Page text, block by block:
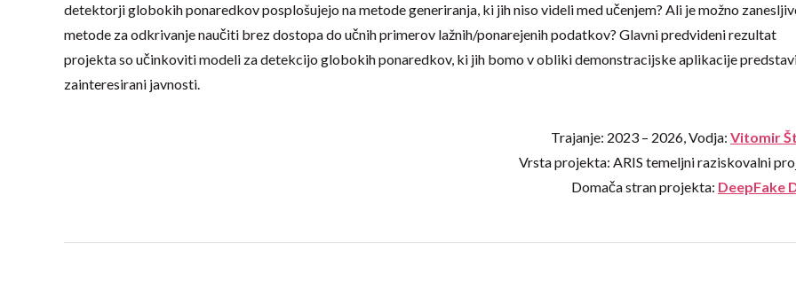
detektorji globokih ponaredkov posplošujejo na metode generiranja, ki jih niso videli med učenjem? Ali je možno
metode za odkrivanje naučiti brez dostopa do učnih primerov lažnih/ponarejenih podatkov? Glavni predvideni rezultat
projekta so učinkoviti modeli za detekcijo globokih ponaredkov, ki jih bomo v obliki demonstracijske aplikacije
zainteresirani javnosti.
Trajanje: 2023 – 2026, Vodja: Vitomir
Vrsta projekta: ARIS temeljni raziskovalni
Domača stran projekta: DeepFake